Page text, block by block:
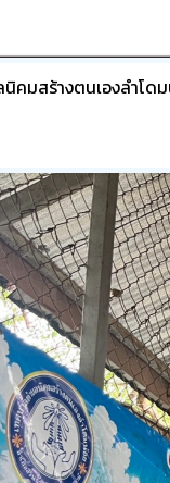
คมสร้างตนเองลำโด